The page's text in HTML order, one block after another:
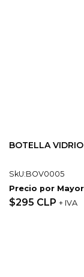
BOTELLA
SkU:BOV0005
Precio por
$295 CLP + IVA